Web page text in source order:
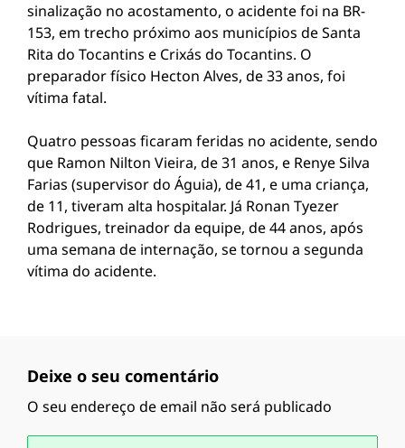
sinalização no acostamento, o acidente foi na BR-
153, em trecho próximo aos municípios de Santa
Rita do Tocantins e Crixás do Tocantins. O
preparador físico Hecton Alves, de 33 anos, foi
vítima fatal.
Quatro pessoas ficaram feridas no acidente, sendo
que Ramon Nilton Vieira, de 31 anos, e Renye Silva
Farias (supervisor do Águia), de 41, e uma criança,
de 11, tiveram alta hospitalar. Já Ronan Tyezer
Rodrigues, treinador da equipe, de 44 anos, após
uma semana de internação, se tornou a segunda
vítima do acidente.
Deixe o seu comentário
O seu endereço de email não será publicado